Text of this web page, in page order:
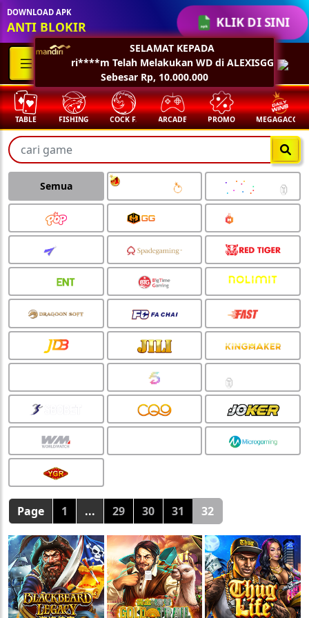
🧧
KLIK DI SINI
DOWNLOAD APK
ANTI BLOKIR
TABLE FISHING COCK F. ARCADE PROMO MEGAGACOR
Semua
Page 1 ... 29 30 31 32